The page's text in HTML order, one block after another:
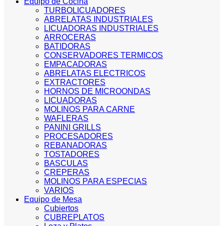
TURBOLICUADORES
ABRELATAS INDUSTRIALES
LICUADORAS INDUSTRIALES
ARROCERAS
BATIDORAS
CONSERVADORES TERMICOS
EMPACADORAS
ABRELATAS ELECTRICOS
EXTRACTORES
HORNOS DE MICROONDAS
LICUADORAS
MOLINOS PARA CARNE
WAFLERAS
PANINI GRILLS
PROCESADORES
REBANADORAS
TOSTADORES
BASCULAS
CREPERAS
MOLINOS PARA ESPECIAS
VARIOS
Equipo de Mesa
Cubiertos
CUBREPLATOS